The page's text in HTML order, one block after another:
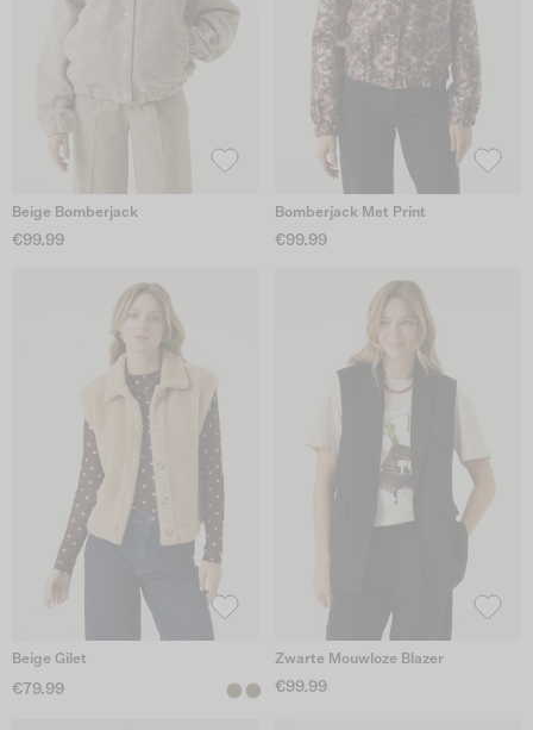
Beige Bomberjack
€99.99
Bomberjack Met Print
€99.99
Beige Gilet
€79.99
Zwarte Mouwloze Blazer
€99.99